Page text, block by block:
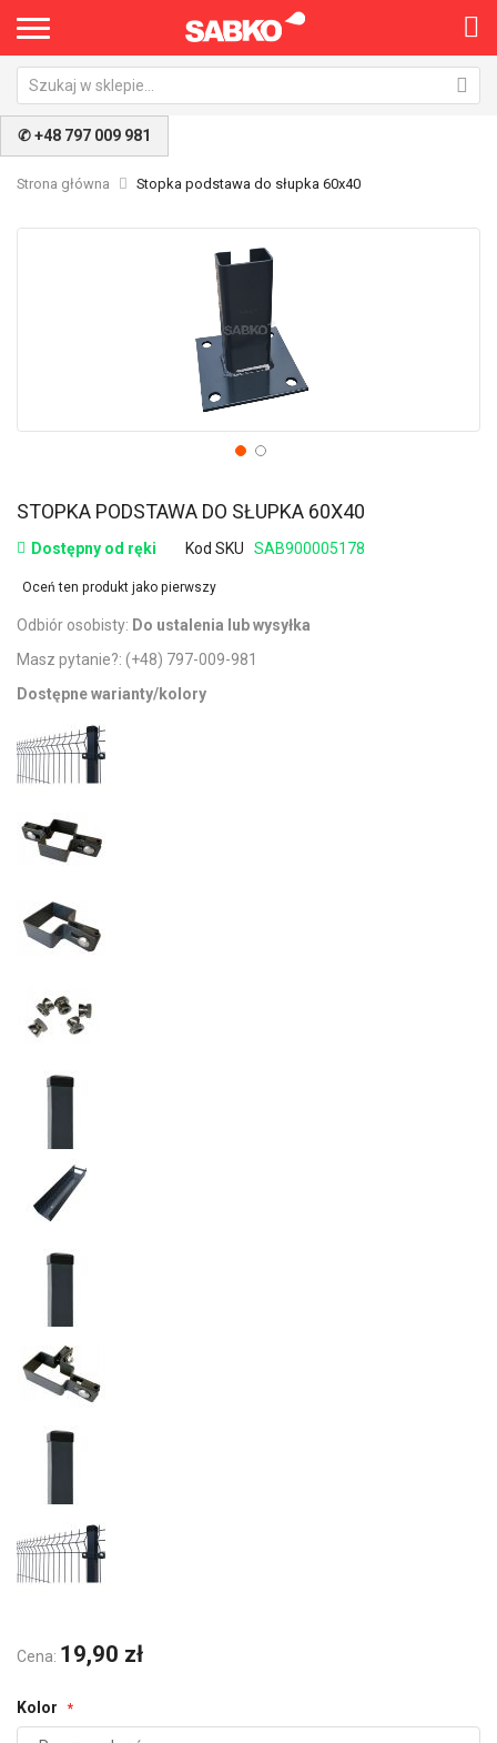
✆ +48 797 009 981
Strona główna Stopka podstawa do słupka 60x40
STOPKA PODSTAWA DO SŁUPKA 60X40
Dostępny od ręki Kod SKU SAB900005178
Oceń ten produkt jako pierwszy
Odbiór osobisty: Do ustalenia lub wysyłka
Masz pytanie?: (+48) 797-009-981
Dostępne warianty/kolory
Cena: 19,90 zł
Kolor